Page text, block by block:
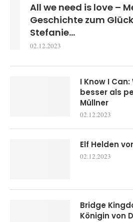
All we need is love –
Geschichte zum
Stefanie...
02.12.2023
I Know I
besser als
Müllner
02.12.2023
Elf Helden
02.12.2023
Bridge
Königin von